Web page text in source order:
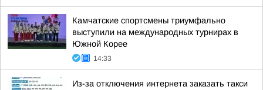
Камчатские спортсмены триумфально
выступили на международных турнирах в
Южной Корее
14:33
Из-за отключения интернета заказать такси